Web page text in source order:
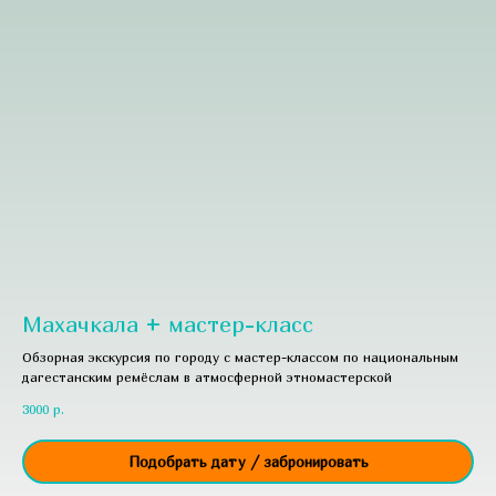
Махачкала + мастер-класс
Обзорная экскурсия по городу с мастер-классом по национальным
дагестанским ремёслам в атмосферной этномастерской
3000 р.
Подобрать дату / забронировать